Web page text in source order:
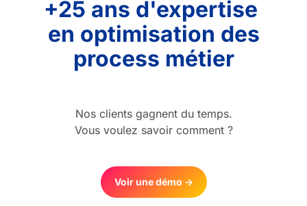
+25 ans d'expertise
en optimisation des
process métier
Nos clients gagnent du temps.
Vous voulez savoir comment ?
Voir une démo ->